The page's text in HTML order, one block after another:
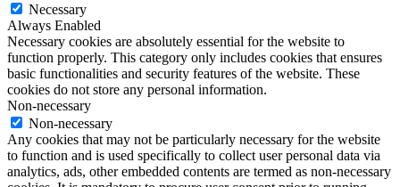
Necessary
Always Enabled
Necessary cookies are absolutely essential for the website to
function properly. This category only includes cookies that ensures
basic functionalities and security features of the website. These
cookies do not store any personal information.
Non-necessary
Non-necessary
Any cookies that may not be particularly necessary for the website
to function and is used specifically to collect user personal data via
analytics, ads, other embedded contents are termed as non-necessary